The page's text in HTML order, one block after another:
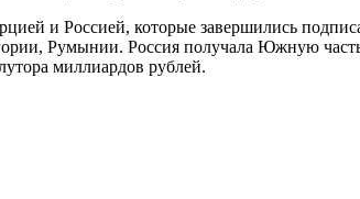
и Россией, которые завершились
Румынии. Россия получала Южную
миллиардов рублей.